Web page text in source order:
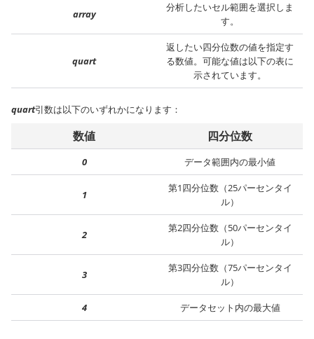
array
分析したいセル範囲を選択しま
す。
quart
返したい四分位数の値を指定す
る数値。可能な値は以下の表に
示されています。
quart引数は以下のいずれかになります：
数値 四分位数
0 データ範囲内の最小値
1
第1四分位数（25パーセンタイ
ル）
2
第2四分位数（50パーセンタイ
ル）
3
第3四分位数（75パーセンタイ
ル）
4 データセット内の最大値